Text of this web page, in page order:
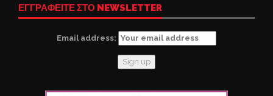
ΕΓΓΡΑΦΕΙΤΕ ΣΤΟ NEWSLETTER
Email address: